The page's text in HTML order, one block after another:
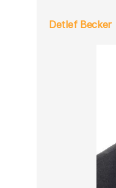
Detlef Becker